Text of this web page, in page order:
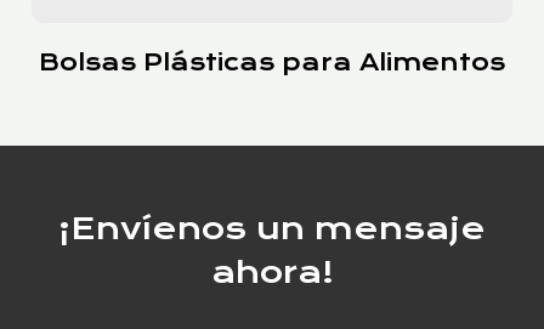
Bolsas Plásticas para Alimentos
¡Envíenos un mensaje
ahora!